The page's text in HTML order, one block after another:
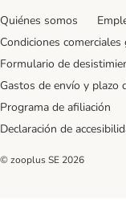
Quiénes somos
Condiciones comerciales
Formulario de
Gastos de envío y plazo
Programa de afiliación
Declaración de
© zooplus SE 2026